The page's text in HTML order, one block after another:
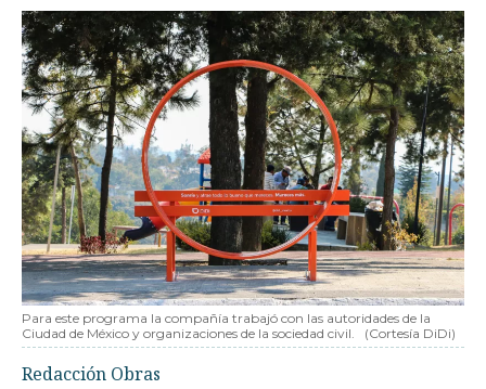
Para este programa la compañía trabajó con las autoridades de la
Ciudad de México y organizaciones de la sociedad civil.
(Cortesía DiDi)
Redacción Obras